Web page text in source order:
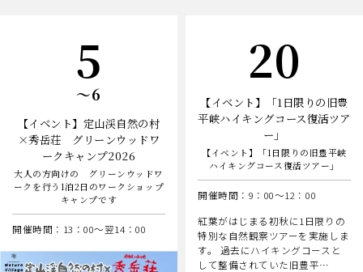
5
〜6
【イベント】定山渓自然の村
×秀岳荘 グリーンウッドワ
ークキャンプ2026
大人の方向けの グリーンウッドワ
ークを行う1泊2日のワークショップ
キャンプです
開催時間：13：00～翌14：00
20
【イベント】「1日限りの旧豊
平峡ハイキングコース復活ツア
ー」
【イベント】「1日限りの旧豊平峡
ハイキングコース復活ツアー」
開催時間：9：00～12：00
紅葉がはじまる初秋に1日限りの
特別な自然観察ツアーを実施しま
す。 過去にハイキングコースと
して整備されていた旧豊平…